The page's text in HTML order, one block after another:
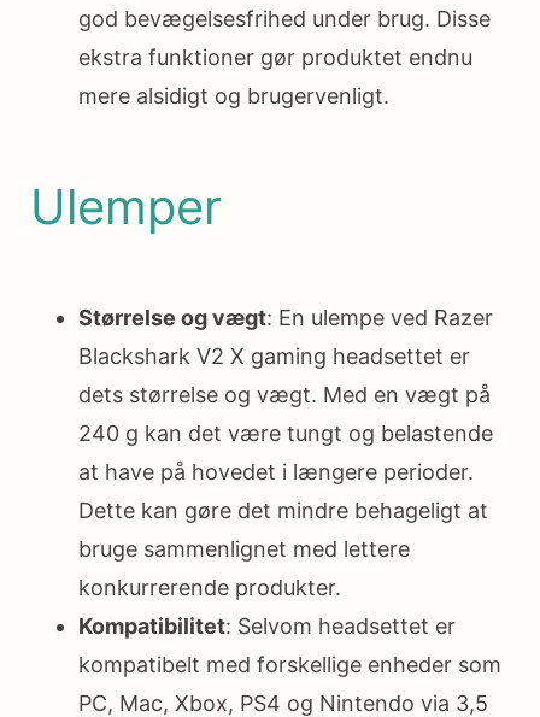
god bevægelsesfrihed under brug. Disse
ekstra funktioner gør produktet endnu
mere alsidigt og brugervenligt.
Ulemper
Størrelse og vægt: En ulempe ved Razer
Blackshark V2 X gaming headsettet er
dets størrelse og vægt. Med en vægt på
240 g kan det være tungt og belastende
at have på hovedet i længere perioder.
Dette kan gøre det mindre behageligt at
bruge sammenlignet med lettere
konkurrerende produkter.
Kompatibilitet: Selvom headsettet er
kompatibelt med forskellige enheder som
PC, Mac, Xbox, PS4 og Nintendo via 3,5